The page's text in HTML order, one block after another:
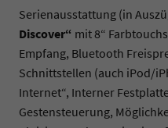
Serienausstattung (in
Discover“ mit 8“
Empfang, Bluetooth
Schnittstellen (auch iPod/
Internet“, Interner
Gestensteuerung,